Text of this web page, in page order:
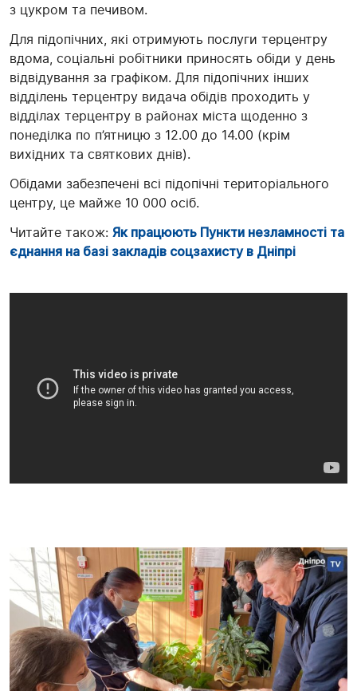
з цукром та печивом.
Для підопічних, які отримують послуги терцентру
вдома, соціальні робітники приносять обіди у день
відвідування за графіком. Для підопічних інших
відділень терцентру видача обідів проходить у
відділах терцентру в районах міста щоденно з
понеділка по п’ятницю з 12.00 до 14.00 (крім
вихідних та святкових днів).
Обідами забезпечені всі підопічні територіального
центру, це майже 10 000 осіб.
Читайте також: Як працюють Пункти незламності та
єднання на базі закладів соцзахисту в Дніпрі